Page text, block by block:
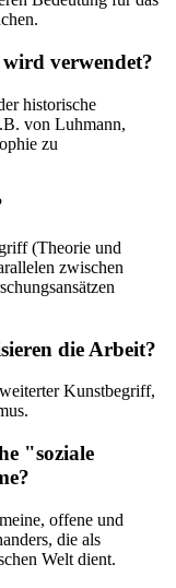
wird verwendet?
historische
von Luhmann,
zu
(Theorie und
zwischen
die Arbeit?
Kunstbegriff,
"soziale
offene und
die als
Welt dient.